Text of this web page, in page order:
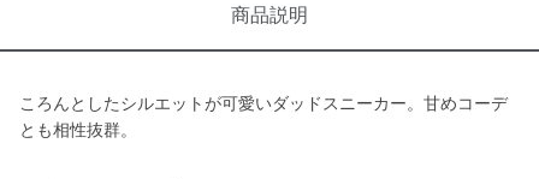
商品説明
ころんとしたシルエットが可愛いダッドスニーカー。甘めコーデ
とも相性抜群。